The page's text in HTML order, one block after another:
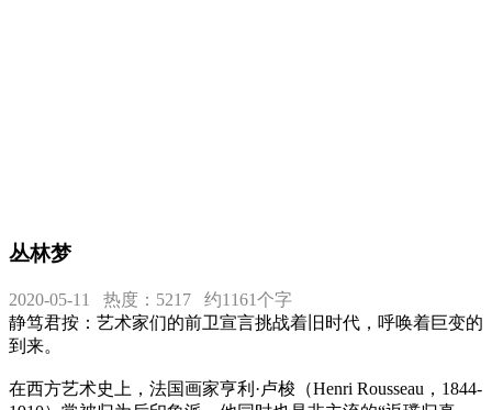
丛林梦
2020-05-11 热度：5217
约1161个字
静笃君按：艺术家们的前卫宣言挑战着旧时代，呼唤着巨变的
到来。
在西方艺术史上，法国画家亨利·卢梭（Henri Rousseau，1844-